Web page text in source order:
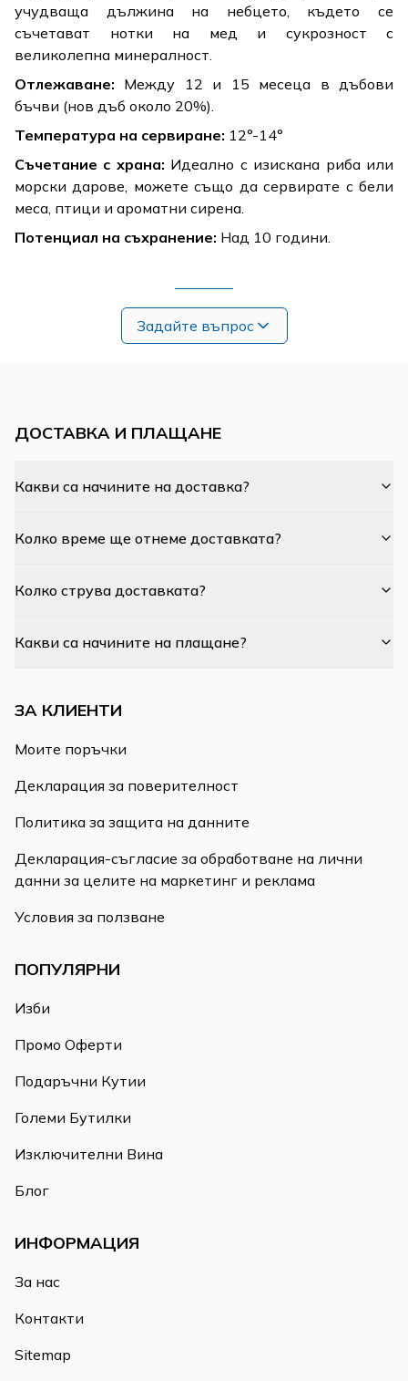
учудваща дължина на небцето, където се
съчетават нотки на мед и сукрозност с
великолепна минералност.
Отлежаване: Между 12 и 15 месеца в дъбови
бъчви (нов дъб около 20%).
Температура на сервиране: 12°-14°
Съчетание с храна: Идеално с изискана риба или
морски дарове, можете също да сервирате с бели
меса, птици и ароматни сирена.
Потенциал на съхранение: Над 10 години.
Задайте въпрос
ДОСТАВКА И ПЛАЩАНЕ
Какви са начините на доставка?
Колко време ще отнеме доставката?
Колко струва доставката?
Какви са начините на плащане?
ЗА КЛИЕНТИ
Моите поръчки
Декларация за поверителност
Политика за защита на данните
Декларация-съгласие за обработване на лични
данни за целите на маркетинг и реклама
Условия за ползване
ПОПУЛЯРНИ
Изби
Промо Оферти
Подаръчни Кутии
Големи Бутилки
Изключителни Вина
Блог
ИНФОРМАЦИЯ
За нас
Контакти
Sitemap